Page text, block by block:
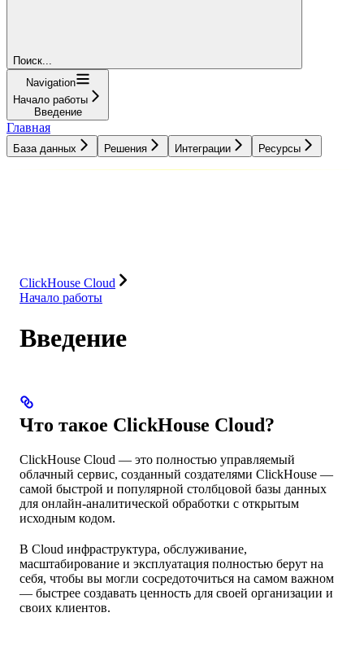
Поиск...
Navigation
Начало работы
Введение
Главная
База данных Решения Интеграции Ресурсы
ClickHouse Cloud
Начало работы
Введение
Что такое ClickHouse Cloud?
ClickHouse Cloud — это полностью управляемый
облачный сервис, созданный создателями ClickHouse —
самой быстрой и популярной столбцовой базы данных
для онлайн-аналитической обработки с открытым
исходным кодом.
В Cloud инфраструктура, обслуживание,
масштабирование и эксплуатация полностью берут на
себя, чтобы вы могли сосредоточиться на самом важном
— быстрее создавать ценность для своей организации и
своих клиентов.